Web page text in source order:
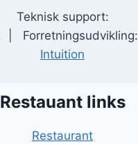
Teknisk support:
| Forretningsudvikling:
Intuition
Restauant links
Restaurant